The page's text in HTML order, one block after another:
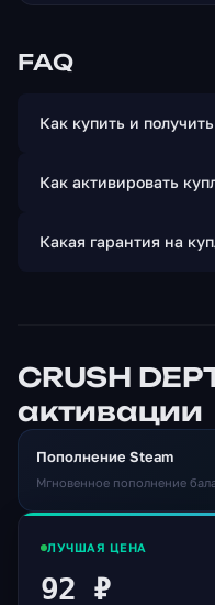
Вы будете
систем станции,
разгадать
экипажем станции.
FAQ
Как купить и
Как активировать
Какая гарантия на
CRUSH
активации
Пополнение Steam
Мгновенное пополнение
ЛУЧШАЯ ЦЕНА
92 ₽